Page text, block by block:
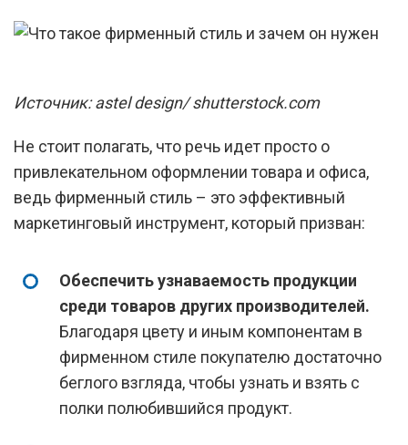
Источник: astel design/ shutterstock.com
Не стоит полагать, что речь идет просто о
привлекательном оформлении товара и офиса,
ведь фирменный стиль – это эффективный
маркетинговый инструмент, который призван:
Обеспечить узнаваемость продукции
среди товаров других производителей.
Благодаря цвету и иным компонентам в
фирменном стиле покупателю достаточно
беглого взгляда, чтобы узнать и взять с
полки полюбившийся продукт.